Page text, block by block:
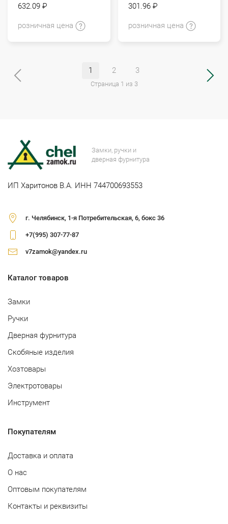
632.09 ₽
розничная цена
301.96 ₽
розничная цена
1 2 3
Страница 1 из 3
Замки, ручки и
дверная фурнитура
ИП Харитонов В.А. ИНН 744700693553
г. Челябинск, 1-я Потребительская, 6, бокс 36
+7(995) 307-77-87
v7zamok@yandex.ru
Каталог товаров
Замки
Ручки
Дверная фурнитура
Скобяные изделия
Хозтовары
Электротовары
Инструмент
Покупателям
Доставка и оплата
О нас
Оптовым покупателям
Контакты и реквизиты